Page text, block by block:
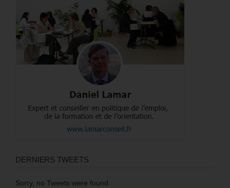
DERNIERS TWEETS
Sorry, no Tweets were found.